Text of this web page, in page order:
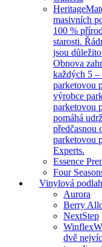
Heritage
masivních
100 %
starosti.
jsou
Obnova
každých 5 –
parketovou
výrobce
parketovou
pomáhá
předčasnou
parketovou
Experts.
Essence
Four
Vinylová
Aurora
Berry
NextStep
Winflex
dvě